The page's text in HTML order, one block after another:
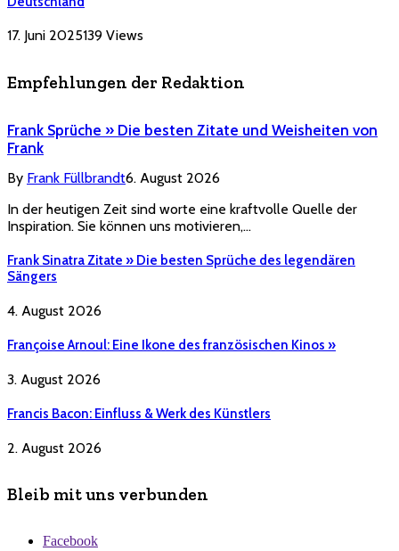
17. Juni 2025139 Views
Empfehlungen der Redaktion
Frank Sprüche » Die besten Zitate und Weisheiten von
Frank
By Frank Füllbrandt6. August 2026
In der heutigen Zeit sind worte eine kraftvolle Quelle der
Inspiration. Sie können uns motivieren,…
Frank Sinatra Zitate » Die besten Sprüche des legendären
Sängers
4. August 2026
Françoise Arnoul: Eine Ikone des französischen Kinos »
3. August 2026
Francis Bacon: Einfluss & Werk des Künstlers
2. August 2026
Bleib mit uns verbunden
Facebook